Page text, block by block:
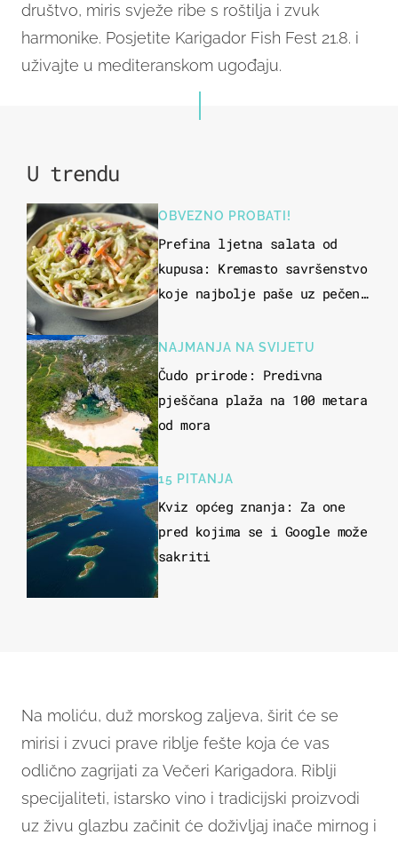
društvo, miris svježe ribe s roštilja i zvuk
harmonike. Posjetite Karigador Fish Fest 21.8. i
uživajte u mediteranskom ugođaju.
U trendu
OBVEZNO PROBATI!
Prefina ljetna salata od
kupusa: Kremasto savršenstvo
koje najbolje paše uz pečeno
NAJMANJA NA SVIJETU
Čudo prirode: Predivna
pješčana plaža na 100 metara
od mora
15 PITANJA
Kviz općeg znanja: Za one
pred kojima se i Google može
sakriti
Na moliću, duž morskog zaljeva, širit će se
mirisi i zvuci prave riblje fešte koja će vas
odlično zagrijati za Večeri Karigadora. Riblji
specijaliteti, istarsko vino i tradicijski proizvodi
uz živu glazbu začinit će doživljaj inače mirnog i